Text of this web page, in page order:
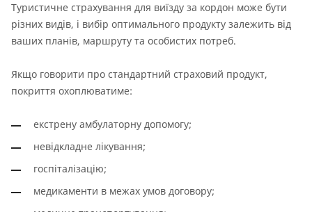
Туристичне страхування для виїзду за кордон може бути
різних видів, і вибір оптимального продукту залежить від
ваших планів, маршруту та особистих потреб.
Якщо говорити про стандартний страховий продукт,
покриття охоплюватиме:
екстрену амбулаторну допомогу;
невідкладне лікування;
госпіталізацію;
медикаменти в межах умов договору;